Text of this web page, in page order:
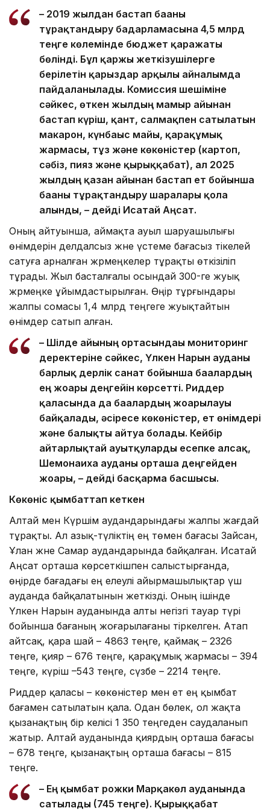
– 2019 жылдан бастап бағаны
тұрақтандыру бағдарламасына 4,5 млрд
теңге көлемінде бюджет қаражаты
бөлінді. Бұл қаржы жеткізушілерге
берілетін қарыздар арқылы айналымда
пайдаланылады. Комиссия шешіміне
сәйкес, өткен жылдың мамыр айынан
бастап күріш, қант, салмақпен сатылатын
макарон, күнбағыс майы, қарақұмық
жармасы, тұз және көкөністер (картоп,
сәбіз, пияз және қырыққабат), ал 2025
жылдың қазан айынан бастап ет бойынша
бағаны тұрақтандыру шаралары қолға
алынды, – дейді Исатай Аңсат.
Оның айтуынша, аймақта ауыл шаруашылығы
өнімдерін делдалсыз және үстеме бағасыз тікелей
сатуға арналған жәрмеңкелер тұрақты өткізіліп
тұрады. Жыл басталғалы осындай 300-ге жуық
жәрмеңке ұйымдастырылған. Өңір тұрғындары
жалпы сомасы 1,4 млрд теңгеге жуықтайтын
өнімдер сатып алған.
– Шілде айының ортасындағы мониторинг
деректеріне сәйкес, Үлкен Нарын ауданы
барлық дерлік санат бойынша бағалардың
ең жоғары деңгейін көрсетті. Риддер
қаласында да бағалардың жоғарылауы
байқалады, әсіресе көкөністер, ет өнімдері
және балықты айтуға болады. Кейбір
айтарлықтай ауытқуларды есепке алсақ,
Шемонаиха ауданы орташа деңгейден
жоғары, – дейді басқарма басшысы.
Көкөніс қымбаттап кеткен
Алтай мен Күршім аудандарындағы жалпы жағдай
тұрақты. Ал азық-түліктің ең төмен бағасы Зайсан,
Ұлан және Самар аудандарында байқалған. Исатай
Аңсат орташа көрсеткішпен салыстырғанда,
өңірде бағадағы ең елеулі айырмашылықтар үш
ауданда байқалатынын жеткізді. Оның ішінде
Үлкен Нарын ауданында алты негізгі тауар түрі
бойынша бағаның жоғарылағаны тіркелген. Атап
айтсақ, қара шай – 4863 теңге, қаймақ – 2326
теңге, қияр – 676 теңге, қарақұмық жармасы – 394
теңге, күріш –543 теңге, сүзбе – 2214 теңге.
Риддер қаласы – көкөністер мен ет ең қымбат
бағамен сатылатын қала. Одан бөлек, ол жақта
қызанақтың бір келісі 1 350 теңгеден саудаланып
жатыр. Алтай ауданында қиярдың орташа бағасы
– 678 теңге, қызанақтың орташа бағасы – 815
теңге.
– Ең қымбат рожки Марқакөл ауданында
сатылады (745 теңге). Қырыққабат